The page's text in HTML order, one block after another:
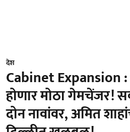
देश
Cabinet Expansion :
होणार मोठा गेमचेंजर!
दोन नावांवर, अमित